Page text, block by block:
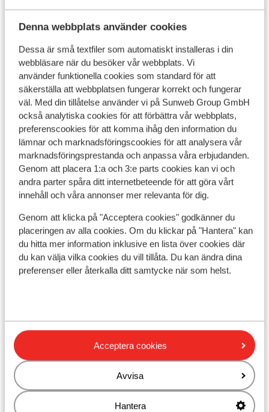
Denna webbplats använder cookies
Dessa är små textfiler som automatiskt installeras i din
webbläsare när du besöker vår webbplats. Vi
använder funktionella cookies som standard för att
säkerställa att webbplatsen fungerar korrekt och fungerar
väl. Med din tillåtelse använder vi på Sunweb Group GmbH
också analytiska cookies för att förbättra vår webbplats,
preferenscookies för att komma ihåg den information du
lämnar och marknadsföringscookies för att analysera vår
marknadsföringsprestanda och anpassa våra erbjudanden.
Genom att placera 1:a och 3:e parts cookies kan vi och
andra parter spåra ditt internetbeteende för att göra vårt
innehåll och våra annonser mer relevanta för dig.
Genom att klicka på "Acceptera cookies" godkänner du
placeringen av alla cookies. Om du klickar på "Hantera" kan
du hitta mer information inklusive en lista över cookies där
du kan välja vilka cookies du vill tillåta. Du kan ändra dina
preferenser eller återkalla ditt samtycke när som helst.
Acceptera cookies
Avvisa
Hantera
Fantastisk vattenpark
Lör 8 Maj - Lör 15 Maj
All inclusive
2 person 11 831:-
Visa
Praktisk information
Huvudstad:
Huvudstad är Aten.
Tidsskillnad:
Grekland är 1 timme före Sverige.
Språk:
Det officiella språket är grekiska. Men du klarar dig på
Den officiella valutan är euro.
Dricks:
Det är normalt att ge 10 % av totalbeloppet i dricks på
barer och restauranger i Grekland.
Elektricitet: